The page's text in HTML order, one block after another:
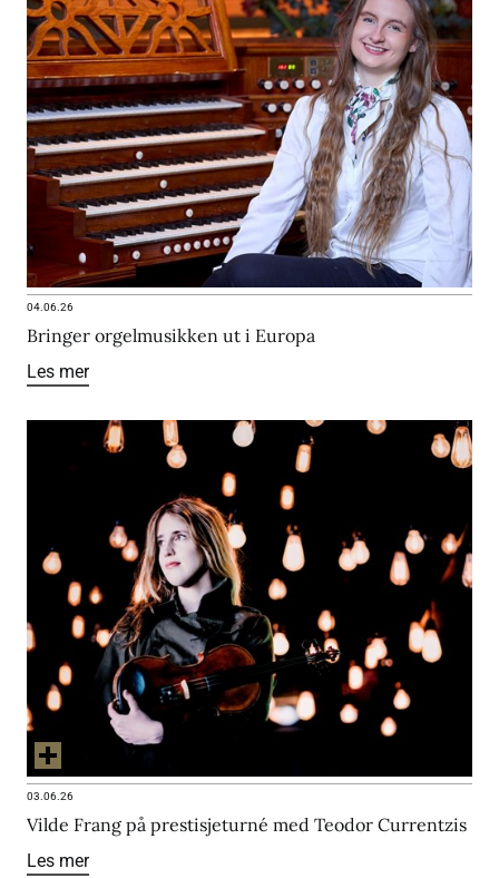
04.06.26
Bringer orgelmusikken ut i Europa
Les mer
03.06.26
Vilde Frang på prestisjeturné med Teodor Currentzis
Les mer